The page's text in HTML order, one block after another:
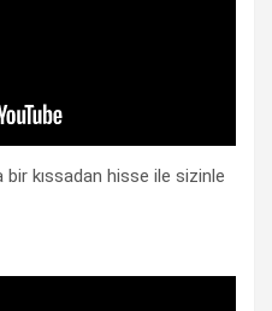
kıssadan hisse ile sizinle